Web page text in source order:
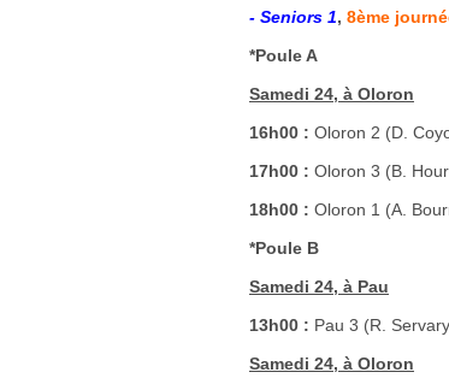
- Seniors 1, 8ème
*Poule A
Samedi 24, à Oloron
16h00 : Oloron 2 (D.
17h00 : Oloron 3 (B.
18h00 : Oloron 1 (A.
*Poule B
Samedi 24, à Pau
13h00 : Pau 3 (R.
Samedi 24, à Oloron